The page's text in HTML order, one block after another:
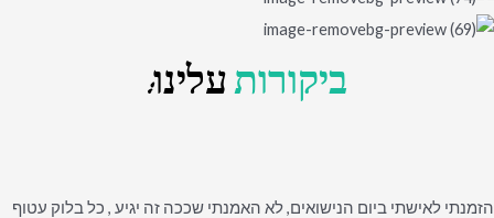
ביקורותעלינו:
הזמנתי לאישתי ביום הנישואים, לא האמנתי שככה זה יגיע , כל בלוק עטוף